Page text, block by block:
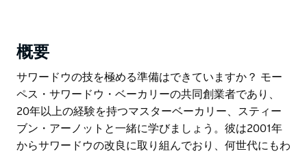
概要
サワードウの技を極める準備はできていますか？ モー
ペス・サワードウ・ベーカリーの共同創業者であり、
20年以上の経験を持つマスターベーカリー、スティー
ブン・アーノットと一緒に学びましょう。彼は2001年
からサワードウの改良に取り組んでおり、何世代にもわ